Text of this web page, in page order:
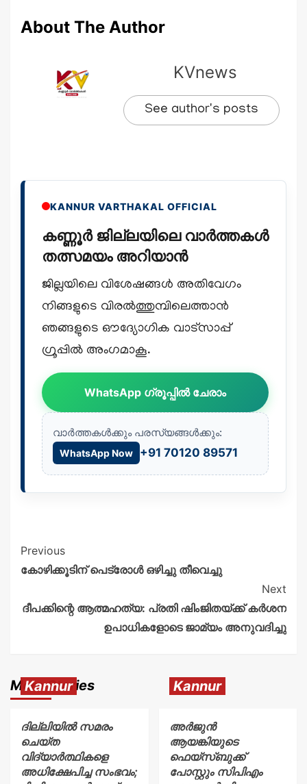
About The Author
KVnews
See author's posts
KANNUR VARTHAKAL OFFICIAL
കണ്ണൂർ ജില്ലയിലെ വാർത്തകൾ
തത്സമയം അറിയാൻ
ജില്ലയിലെ വിശേഷങ്ങൾ അതിവേഗം
നിങ്ങളുടെ വിരൽത്തുമ്പിലെത്താൻ
ഞങ്ങളുടെ ഔദ്യോഗിക വാട്സാപ്പ്
ഗ്രൂപ്പിൽ അംഗമാകൂ.
WhatsApp ഗ്രൂപ്പിൽ ചേരാം
വാർത്തകൾക്കും പരസ്യങ്ങൾക്കും:
WhatsApp Now +91 70120 89571
Previous
കോഴിക്കൂടിന് പെട്രോൾ ഒഴിച്ചു തീവെച്ചു
Next
ദീപക്കിന്റെ ആത്മഹത്യ: പ്രതി ഷിംജിതയ്ക്ക് കർശന
ഉപാധികളോടെ ജാമ്യം അനുവദിച്ചു
More Stories
Kannur
ദില്ലിയിൽ സമരം
ചെയ്ത
വിദ്യാർത്ഥികളെ
അധിക്ഷേപിച്ച സംഭവം;
Kannur
അര്‍ജുന്‍
ആയങ്കിയുടെ
ഫെയ്‌സ്ബുക്ക്
പോസ്റ്റും സിപിഎം